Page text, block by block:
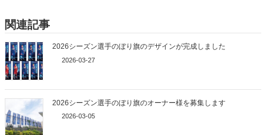
関連記事
2026シーズン選手のぼり旗のデザインが完成しました
2026-03-27
2026シーズン選手のぼり旗のオーナー様を募集します
2026-03-05